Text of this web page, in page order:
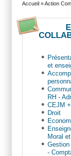
Accueil » Action
et
RH -
CEJM
Droit
Moral
Gestion
-